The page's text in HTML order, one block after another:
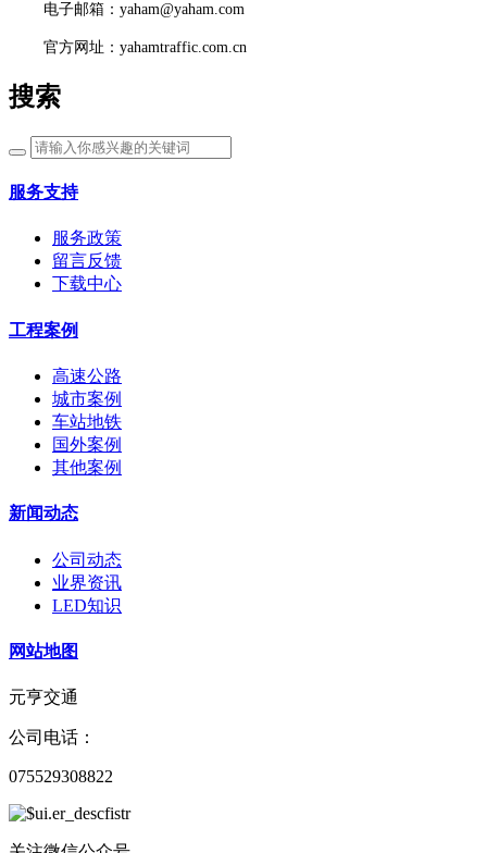
电子邮箱：yaham@yaham.com
官方网址：yahamtraffic.com.cn
搜索
服务支持
服务政策
留言反馈
下载中心
工程案例
高速公路
城市案例
车站地铁
国外案例
其他案例
新闻动态
公司动态
业界资讯
LED知识
网站地图
元亨交通
公司电话：
075529308822